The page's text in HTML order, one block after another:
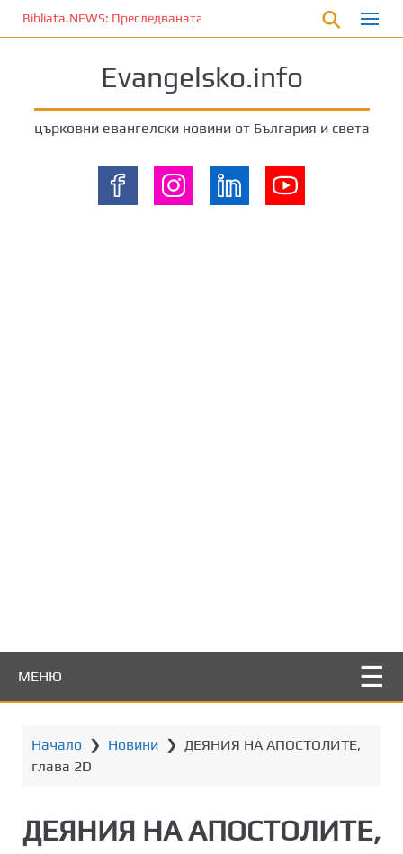
е
Bibliata.NEWS: Преследваната църква [4 декември 2025]
Evangelsko.info
църковни евангелски новини от България и света
МЕНЮ
Начало ❯ Новини ❯ ДЕЯНИЯ НА АПОСТОЛИТЕ,
глава 2D
ДЕЯНИЯ НА АПОСТОЛИТЕ,